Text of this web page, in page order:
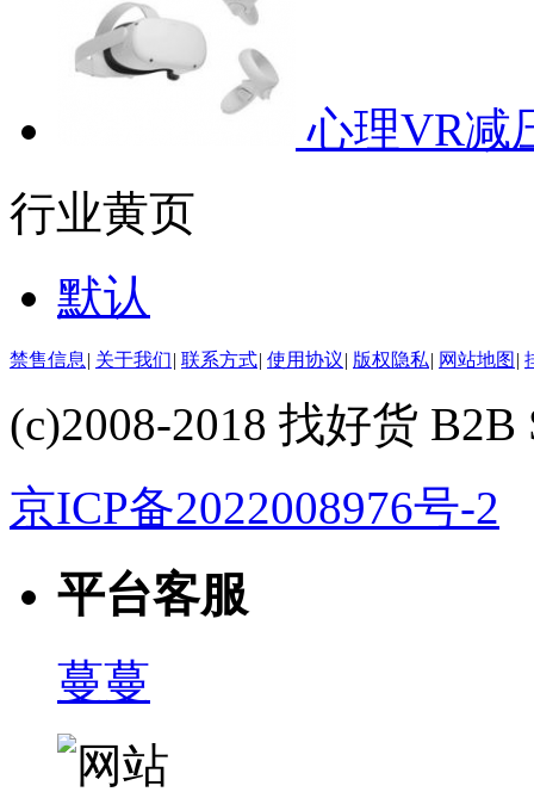
心理VR减
行业黄页
默认
禁售信息 | 关于我们| 联系方式| 使用协议| 版权隐私| 网站地图 |
(c)2008-2018 找好货 B2B
京ICP备2022008976号-2
平台客服
蔓蔓